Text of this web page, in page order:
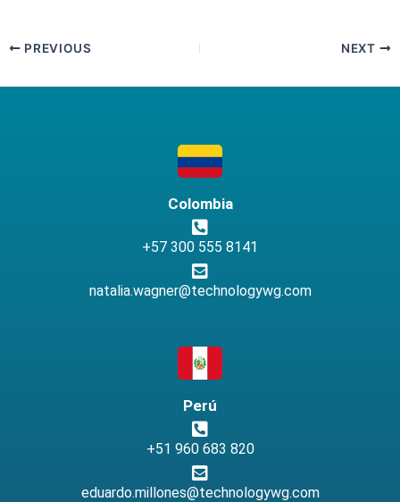
PREVIOUS NEXT
Colombia
+57 300 555 8141
natalia.wagner@technologywg.com
Perú
+51 960 683 820
eduardo.millones@technologywg.com